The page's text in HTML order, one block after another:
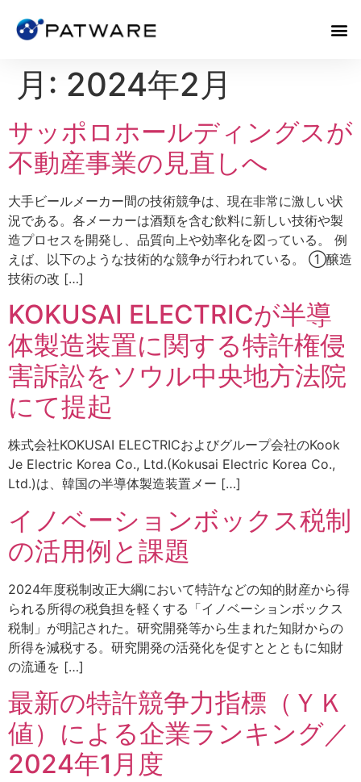
月: 2024年2月
サッポロホールディングスが
不動産事業の見直しへ
大手ビールメーカー間の技術競争は、現在非常に激しい状
況である。各メーカーは酒類を含む飲料に新しい技術や製
造プロセスを開発し、品質向上や効率化を図っている。 例
えば、以下のような技術的な競争が行われている。 ①醸造
技術の改 […]
KOKUSAI ELECTRICが半導
体製造装置に関する特許権侵
害訴訟をソウル中央地方法院
にて提起
株式会社KOKUSAI ELECTRICおよびグループ会社のKook
Je Electric Korea Co., Ltd.(Kokusai Electric Korea Co.,
Ltd.)は、韓国の半導体製造装置メー […]
イノベーションボックス税制
の活用例と課題
2024年度税制改正大綱において特許などの知的財産から得
られる所得の税負担を軽くする「イノベーションボックス
税制」が明記された。研究開発等から生まれた知財からの
所得を減税する。研究開発の活発化を促すととともに知財
の流通を […]
最新の特許競争力指標（ＹＫ
値）による企業ランキング／
2024年1月度